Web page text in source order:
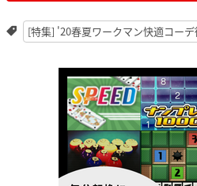
[特集] '20春夏ワークマン快適コーデ